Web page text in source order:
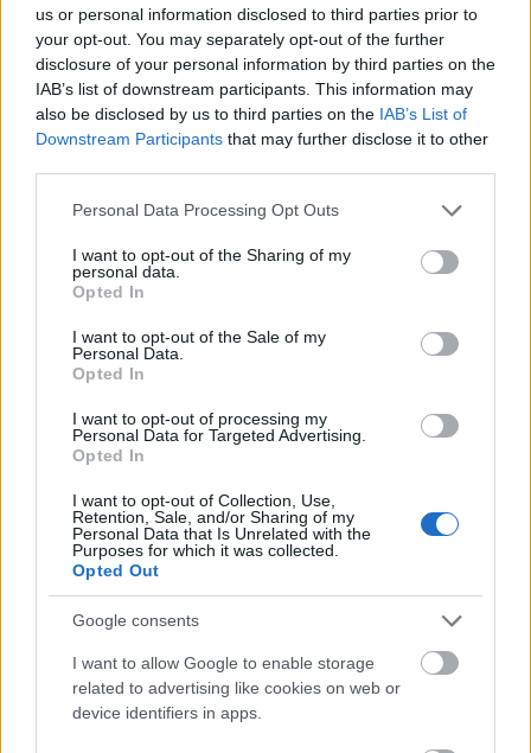
us or personal information disclosed to third parties prior to
your opt-out. You may separately opt-out of the further
disclosure of your personal information by third parties on the
IAB’s list of downstream participants. This information may
also be disclosed by us to third parties on the IAB’s List of
Downstream Participants that may further disclose it to other
Please note that this website/app uses one or more Google
not limited to your visit or usage behaviour. You may click to
grant or deny consent to Google and its third-party tags to
use your data for below specified purposes in below Google
consent section.
Personal Data Processing Opt Outs
I want to opt-out of the Sharing of my
personal data.
Opted In
I want to opt-out of the Sale of my
Personal Data.
Opted In
I want to opt-out of processing my
Personal Data for Targeted Advertising.
Opted In
I want to opt-out of Collection, Use,
Retention, Sale, and/or Sharing of my
Personal Data that Is Unrelated with the
Purposes for which it was collected.
Opted Out
Google consents
I want to allow Google to enable storage
related to advertising like cookies on web or
device identifiers in apps.
újrakiadásáról a One in a Milliont
Pár napja márminden információelérhetővé vált a
Guns N' Rosesklasszikus első albuma, az Appetite
For Destruction Locked & Loaded fedőnevű, ...